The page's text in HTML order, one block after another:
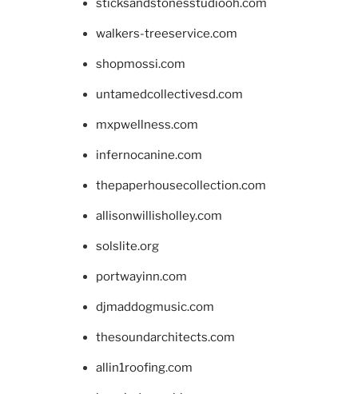
sticksandstonesstudiooh.com
walkers-treeservice.com
shopmossi.com
untamedcollectivesd.com
mxpwellness.com
infernocanine.com
thepaperhousecollection.com
allisonwillisholley.com
solslite.org
portwayinn.com
djmaddogmusic.com
thesoundarchitects.com
allin1roofing.com